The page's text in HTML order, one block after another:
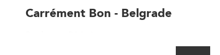
Carrément Bon - Belgrade